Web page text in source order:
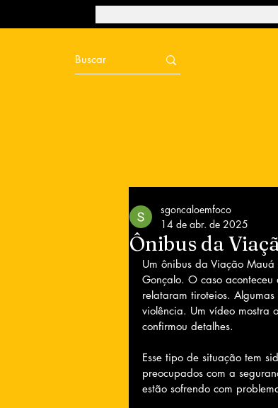
Ônibus da
sgoncaloemfoco
14 de abr. de 2025
Um ônibus da Viação
Gonçalo. O caso
relataram tiroteios.
violência. Um vídeo mostra
confirmou detalhes.
Esse tipo de situação tem
preocupados com a
estão sofrendo com